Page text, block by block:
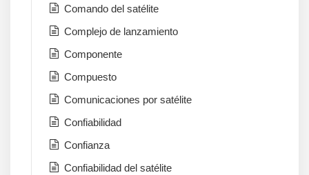
Comando del satélite
Complejo de lanzamiento
Componente
Compuesto
Comunicaciones por satélite
Confiabilidad
Confianza
Confiabilidad del satélite